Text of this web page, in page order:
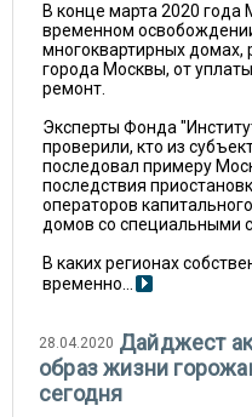
В конце марта 2020
временном
многоквартирных домах,
города Москвы, от
ремонт.
Эксперты Фонда
проверили, кто из
последовал примеру
последствия
операторов
домов со специальными
В каких регионах
временно...
28.04.2020 Дайджест
образ жизни
сегодня